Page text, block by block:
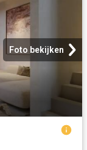
Foto bekijken